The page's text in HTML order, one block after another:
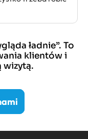
ładnie”. To
klientów i
wizytą.